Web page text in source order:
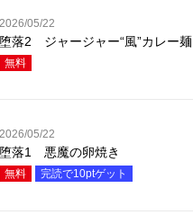
2026/05/22
堕落2 ジャージャー“風”カレー麺
無料
2026/05/22
堕落1 悪魔の卵焼き
無料 完読で10ptゲット